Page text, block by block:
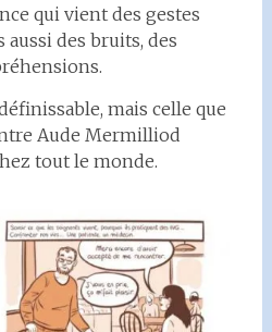
qui vient des gestes
aussi des bruits, des
mais celle que
Aude Mermilliod
tout le monde.